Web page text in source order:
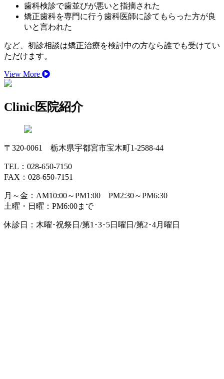
歯科検診で歯並びが悪いと指摘された
矯正歯科を専門に行う歯科医師に診てもらった方が良
いと言われた
など、初診相談は矯正治療を検討中の方なら誰でも受けてい
ただけます。
View More
Clinic医院紹介
〒320-0061 栃木県宇都宮市宝木町1-2588-44
TEL：028-650-7150
FAX：028-650-7151
月～金：AM10:00～PM1:00 PM2:30～PM6:30
土曜・日曜：PM6:00まで
休診日：木曜･祝祭日/第1･3･5日曜日/第2･4月曜日